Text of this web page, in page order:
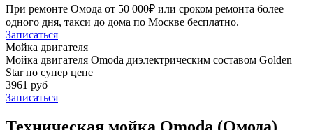
При ремонте Омода от 50 000₽ или сроком ремонта более
одного дня, такси до дома по Москве бесплатно.
Записаться
Мойка двигателя
Мойка двигателя Omoda диэлектрическим составом Golden
Star по супер цене
3961 руб
Записаться